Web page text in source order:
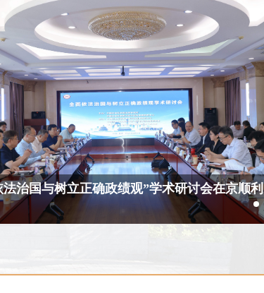
国际法所青年理论学习小组专题联学活动成功